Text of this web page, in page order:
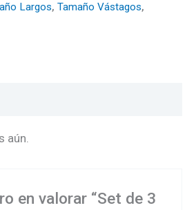
Largos, Tamaño Vástagos,
aún.
en valorar “Set de 3